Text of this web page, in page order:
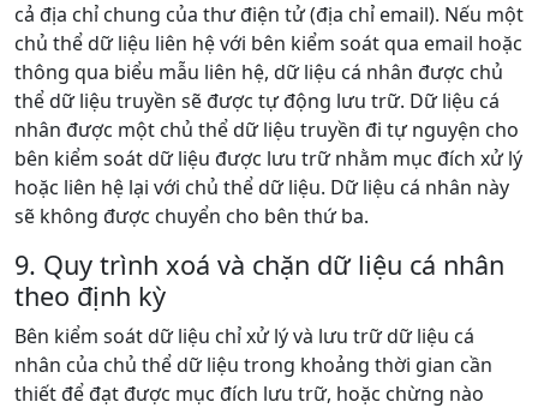
cả địa chỉ chung của thư điện tử (địa chỉ email). Nếu một
chủ thể dữ liệu liên hệ với bên kiểm soát qua email hoặc
thông qua biểu mẫu liên hệ, dữ liệu cá nhân được chủ
thể dữ liệu truyền sẽ được tự động lưu trữ. Dữ liệu cá
nhân được một chủ thể dữ liệu truyền đi tự nguyện cho
bên kiểm soát dữ liệu được lưu trữ nhằm mục đích xử lý
hoặc liên hệ lại với chủ thể dữ liệu. Dữ liệu cá nhân này
sẽ không được chuyển cho bên thứ ba.
9. Quy trình xoá và chặn dữ liệu cá nhân
theo định kỳ
Bên kiểm soát dữ liệu chỉ xử lý và lưu trữ dữ liệu cá
nhân của chủ thể dữ liệu trong khoảng thời gian cần
thiết để đạt được mục đích lưu trữ, hoặc chừng nào